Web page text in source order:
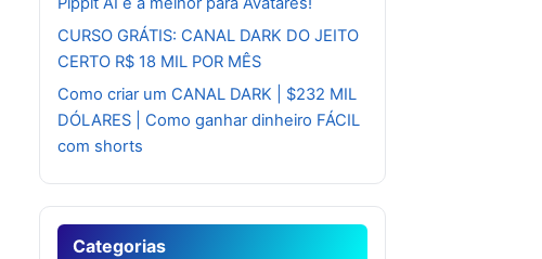
CURSO GRÁTIS: CANAL DARK DO JEITO
CERTO R$ 18 MIL POR MÊS
Como criar um CANAL DARK | $232 MIL
DÓLARES | Como ganhar dinheiro FÁCIL
com shorts
Categorias